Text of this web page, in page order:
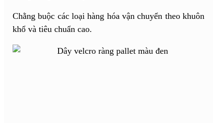
Chằng buộc các loại hàng hóa vận chuyển theo khuôn
khổ và tiêu chuẩn cao.